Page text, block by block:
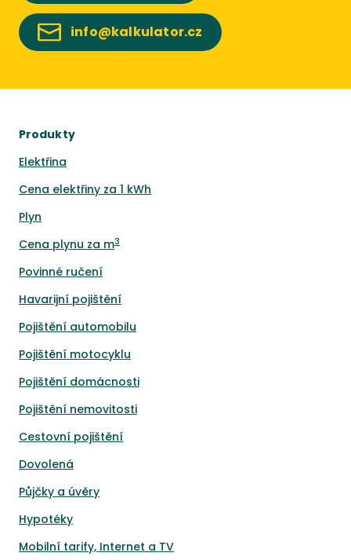
info@kalkulator.cz
Produkty
Elektřina
Cena elektřiny za 1 kWh
Plyn
Cena plynu za m3
Povinné ručení
Havarijní pojištění
Pojištění automobilu
Pojištění motocyklu
Pojištění domácnosti
Pojištění nemovitosti
Cestovní pojištění
Dovolená
Půjčky a úvěry
Hypotéky
Mobilní tarify, Internet a TV